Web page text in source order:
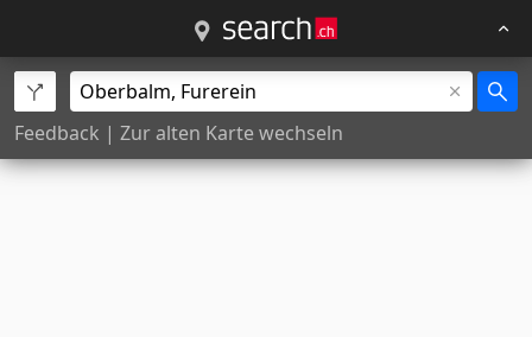
Feedback | Zur alten Karte wechseln